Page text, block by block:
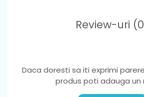
Review-uri
Daca doresti sa iti exprimi
produs poti adauga un